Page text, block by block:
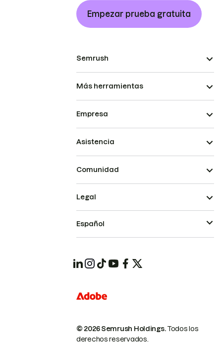
Empezar prueba gratuita
Semrush
Más herramientas
Empresa
Asistencia
Comunidad
© 2026 Semrush Holdings.Todos los
derechos reservados.
Legal
Español